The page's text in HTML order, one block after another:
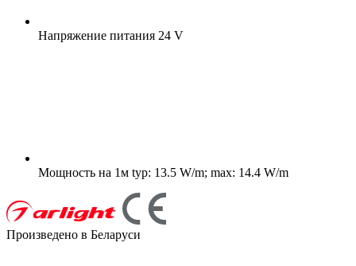
Напряжение питания 24 V
Мощность на 1м typ: 13.5 W/m; max: 14.4 W/m
Произведено в Беларуси